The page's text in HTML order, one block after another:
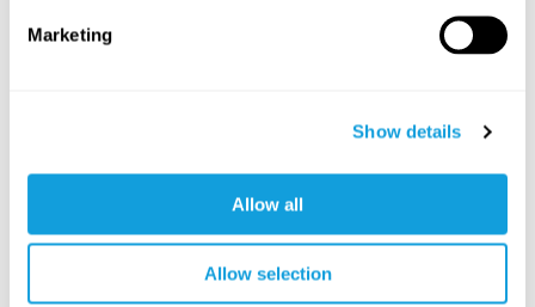
Marketing
Show details
Allow all
Allow selection